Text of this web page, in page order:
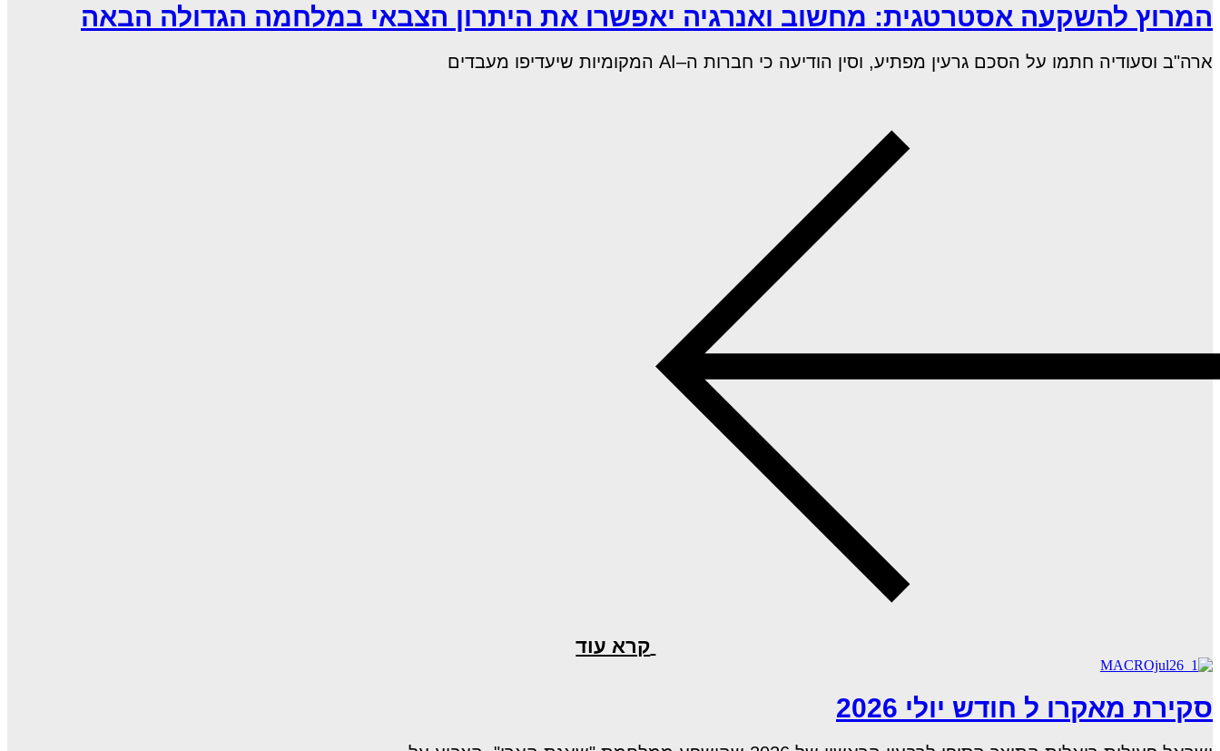
המרוץ להשקעה אסטרטגית: מחשוב ואנרגיה יאפשרו את היתרון הצבאי במלחמה הגדולה הבאה
ארה"ב וסעודיה חתמו על הסכם גרעין מפתיע, וסין הודיעה כי חברות ה–AI המקומיות שיעדיפו מעבדים
קרא עוד
סקירת מאקרו ל חודש יולי 2026